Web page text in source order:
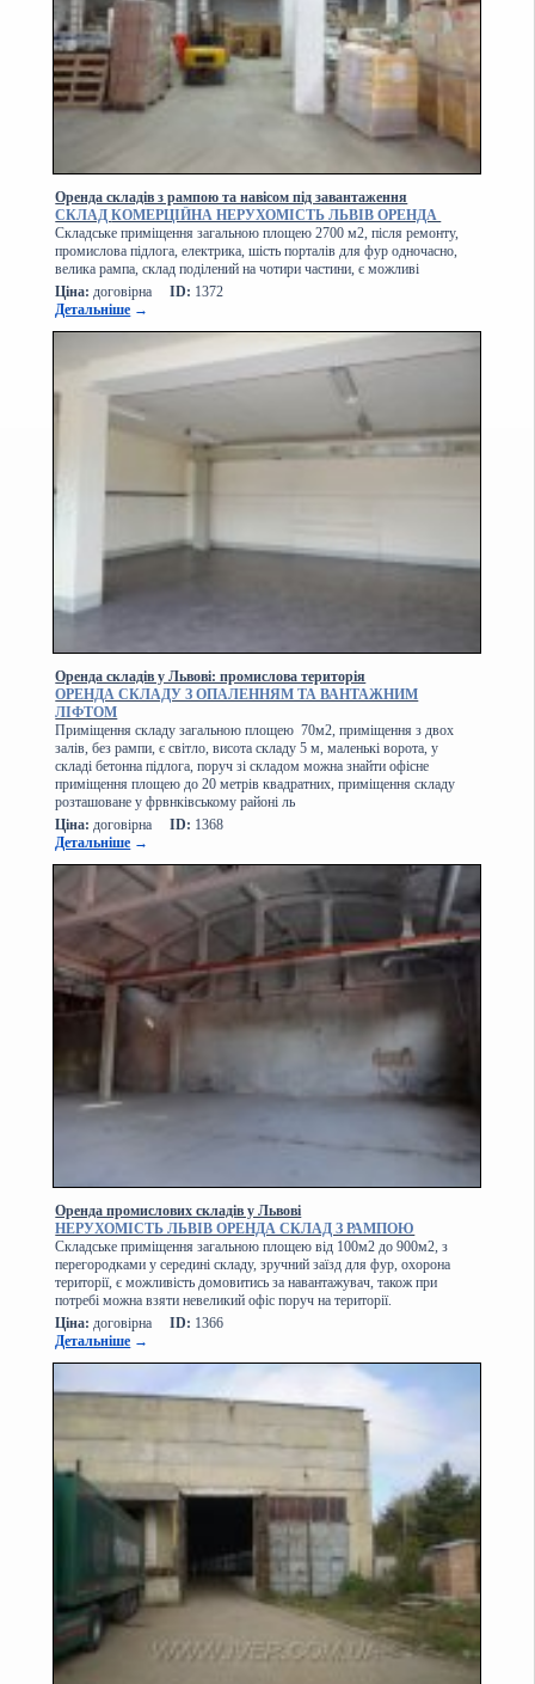
Оренда складів з рампою та навісом під завантаження
СКЛАДКОМЕРЦІЙНА НЕРУХОМІСТЬ ЛЬВІВ ОРЕНДА
Складське приміщення загальною площею 2700 м2, після ремонту,
промислова підлога, електрика, шість порталів для фур одночасно,
велика рампа, склад поділений на чотири частини, є можливі
Ціна: договірна ID: 1372
Детальніше →
Оренда складів у Львові: промислова територія
ОРЕНДА СКЛАДУ З ОПАЛЕННЯМ ТА ВАНТАЖНИМ
ЛІФТОМ
Приміщення складу загальною площею 70м2, приміщення з двох
залів, без рампи, є світло, висота складу 5 м, маленькі ворота, у
складі бетонна підлога, поруч зі складом можна знайти офісне
приміщення площею до 20 метрів квадратних, приміщення складу
розташоване у фрвнківському районі ль
Ціна: договірна ID: 1368
Детальніше →
Оренда промислових складів у Львові
НЕРУХОМІСТЬ ЛЬВІВ ОРЕНДА СКЛАД З РАМПОЮ
Складське приміщення загальною площею від 100м2 до 900м2, з
перегородками у середині складу, зручний заїзд для фур, охорона
території, є можливість домовитись за навантажувач, також при
потребі можна взяти невеликий офіс поруч на території.
Ціна: договірна ID: 1366
Детальніше →